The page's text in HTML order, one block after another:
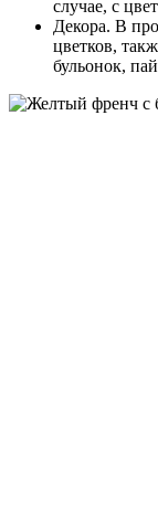
случае, с
Декора. В
цветков,
бульонок,